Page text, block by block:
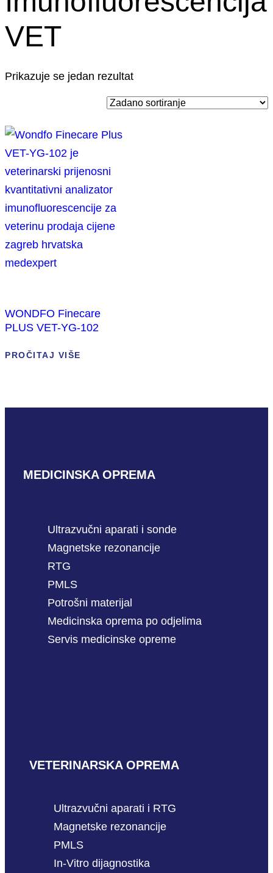
VET
Prikazuje se jedan rezultat
WONDFO Finecare
PLUS VET-YG-102
PROČITAJ VIŠE
MEDICINSKA OPREMA
Ultrazvučni aparati i sonde
Magnetske rezonancije
RTG
PMLS
Potrošni materijal
Medicinska oprema po odjelima
Servis medicinske opreme
VETERINARSKA OPREMA
Ultrazvučni aparati i RTG
Magnetske rezonancije
PMLS
In-Vitro dijagnostika